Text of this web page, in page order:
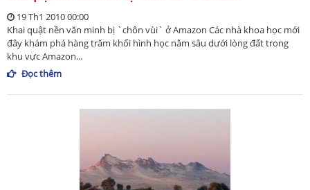
19 Th1 2010 00:00
Khai quật nền văn minh bị `chôn vùi` ở Amazon Các nhà khoa học mới
đây khám phá hàng trăm khối hình học nằm sâu dưới lòng đất trong
khu vực Amazon...
Đọc thêm